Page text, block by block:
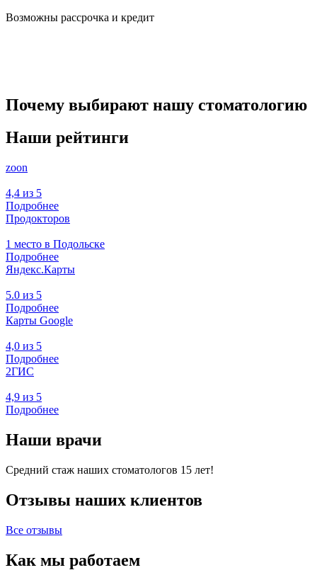
Возможны рассрочка и кредит
Почему выбирают нашу стоматологию
Наши рейтинги
zoon
4,4 из 5
Подробнее
Продокторов
1 место в Подольске
Подробнее
Яндекс.Карты
5.0 из 5
Подробнее
Карты Google
4,0 из 5
Подробнее
2ГИС
4,9 из 5
Подробнее
Наши врачи
Средний стаж наших стоматологов 15 лет!
Отзывы наших клиентов
Все отзывы
Как мы работаем